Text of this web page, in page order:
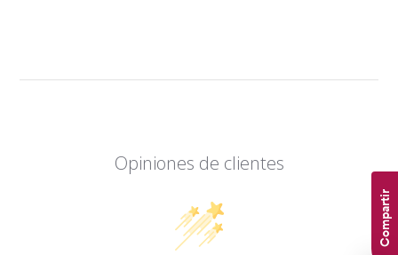
Opiniones de clientes
Compartir